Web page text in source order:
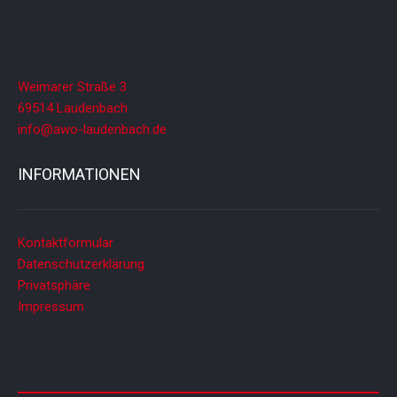
Weimarer Straße 3
69514 Laudenbach
info@awo-laudenbach.de
INFORMATIONEN
Kontaktformular
Datenschutzerklärung
Privatsphäre
Impressum